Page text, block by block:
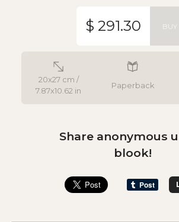
20x27 cm /
7.87x10.62 in
Paperback
$ 291.30 BUY
Share anonymous
blook!